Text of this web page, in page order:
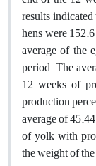
results
hens were
average of the
period. The
12 weeks of
production
average of
of yolk with
the weight of